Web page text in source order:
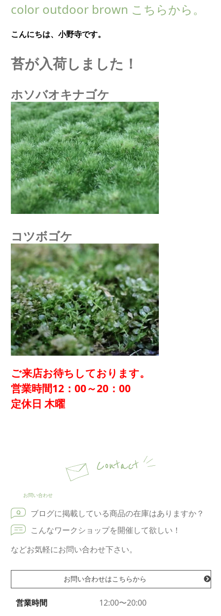
color outdoor brown こちらから。
こんにちは、小野寺です。
苔が入荷しました！
ホソバオキナゴケ
コツボゴケ
ご来店お待ちしております。
営業時間12：00～20：00
定休日 木曜
Contact
お問い合わせ
ブログに掲載している商品の在庫はありますか？
こんなワークショップを開催して欲しい！
などお気軽にお問い合わせ下さい。
お問い合わせはこちらから
営業時間
12:00〜20:00